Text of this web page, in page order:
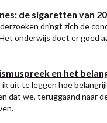
de sigaretten van
dringt zich de
onderwijs doet er goed
en het
ik uit te leggen hoe
dat we, teruggaand naar